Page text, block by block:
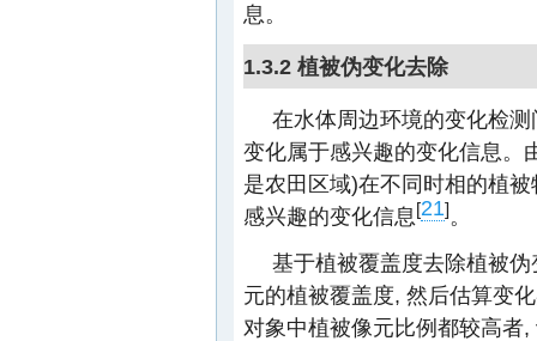
息。
1.3.2 植被伪变化去除
在水体周边环境的变化检
变化属于感兴趣的变化信息。
是农田区域)在不同时相的植
感兴趣的变化信息[21]。
基于植被覆盖度去除植被
元的植被覆盖度, 然后估算变
对象中植被像元比例都较高者